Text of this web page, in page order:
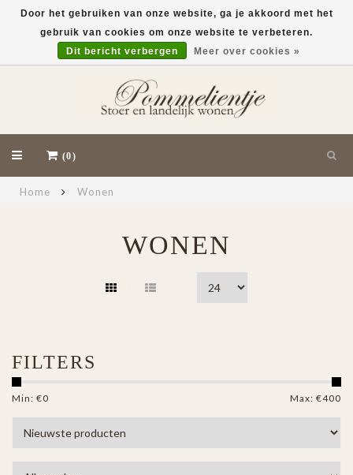
(0)
Home Wonen
WONEN
FILTERS
Min: €0 Max: €400
Door het gebruiken van onze website, ga je akkoord met het
gebruik van cookies om onze website te verbeteren.
Dit bericht verbergen
Meer over cookies »